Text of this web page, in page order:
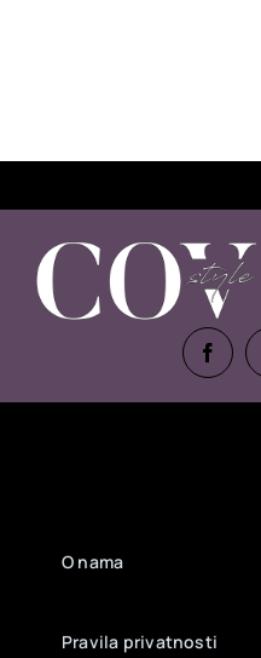
O nama
Pravila privatnosti